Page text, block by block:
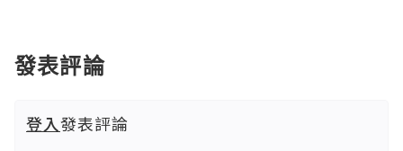
發表評論
登入發表評論